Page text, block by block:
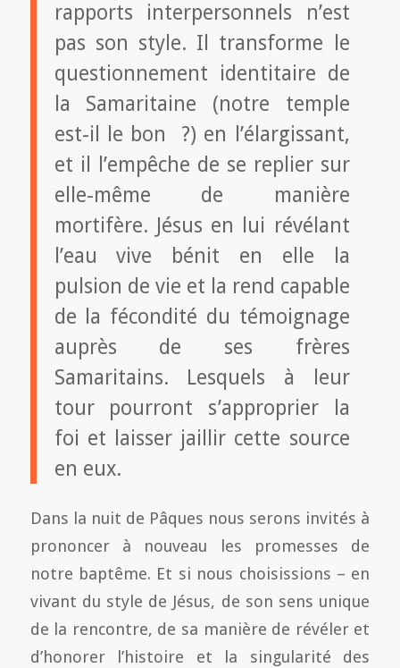
rapports interpersonnels n’est
pas son style. Il transforme le
questionnement identitaire de
la Samaritaine (notre temple
est-il le bon ?) en l’élargissant,
et il l’empêche de se replier sur
elle-même de manière
mortifère. Jésus en lui révélant
l’eau vive bénit en elle la
pulsion de vie et la rend capable
de la fécondité du témoignage
auprès de ses frères
Samaritains. Lesquels à leur
tour pourront s’approprier la
foi et laisser jaillir cette source
en eux.
Dans la nuit de Pâques nous serons invités à
prononcer à nouveau les promesses de
notre baptême. Et si nous choisissions – en
vivant du style de Jésus, de son sens unique
de la rencontre, de sa manière de révéler et
d’honorer l’histoire et la singularité des